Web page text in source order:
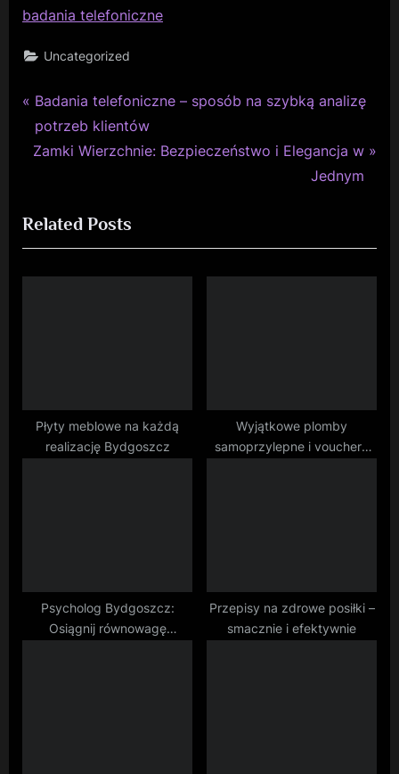
badania telefoniczne
Uncategorized
Nawigacja
wpisu
P
r
e
o
u
s
Badania telefoniczne – sposób na szybką analizę
potrzeb klientów
N
t
P
o
Zamki Wierzchnie: Bezpieczeństwo i Elegancja w
Jednym
Related Posts
Płyty meblowe na każdą
realizację Bydgoszcz
Wyjątkowe plomby
samoprzylepne i vouchery
Psycholog Bydgoszcz:
Osiągnij równowagę
Przepisy na zdrowe posiłki –
smacznie i efektywnie